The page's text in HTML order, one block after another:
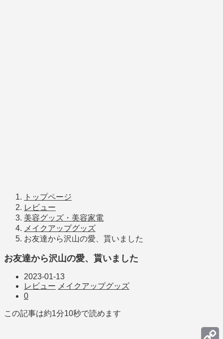
トップページ
レビュー
美容グッズ・美容家電
メイクアップグッズ
お友達から沢山の愛、貰いました
お友達から沢山の愛、貰いました
2023-01-13
レビュー メイクアップグッズ
0
この記事は約1分10秒で読めます